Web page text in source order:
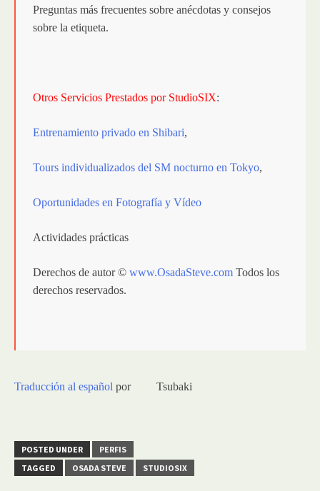
Preguntas más frecuentes sobre anécdotas y consejos
sobre la etiqueta.
Otros Servicios Prestados por StudioSIX:
Entrenamiento privado en Shibari,
Tours individualizados del SM nocturno en Tokyo,
Oportunidades en Fotografía y Vídeo
Actividades prácticas
Derechos de autor © www.OsadaSteve.com Todos los
derechos reservados.
Traducción al español por Tsubaki
POSTED UNDER
PERFIS
TAGGED
OSADA STEVE STUDIOSIX